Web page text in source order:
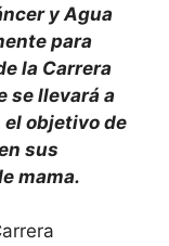
y Agua
para
la Carrera
se llevará a
el objetivo de
sus
mama.